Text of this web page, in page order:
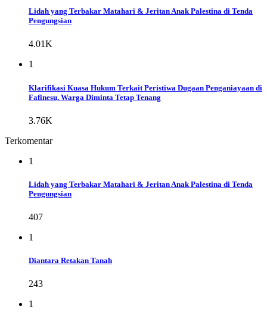
Lidah yang Terbakar Matahari & Jeritan Anak Palestina di Tenda
Pengungsian
4.01K
1
Klarifikasi Kuasa Hukum Terkait Peristiwa Dugaan Penganiayaan di
Fafinesu, Warga Diminta Tetap Tenang
3.76K
Terkomentar
1
Lidah yang Terbakar Matahari & Jeritan Anak Palestina di Tenda
Pengungsian
407
1
Diantara Retakan Tanah
243
1